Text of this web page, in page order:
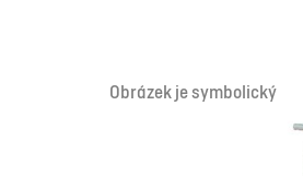
Obrázek je symbolický